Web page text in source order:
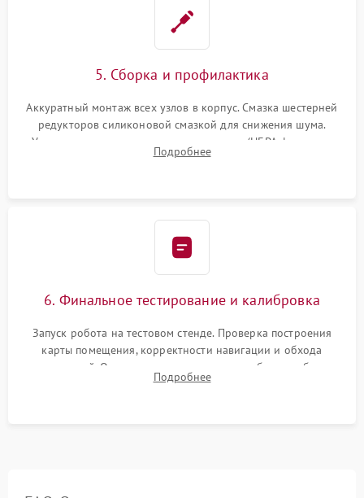
5. Сборка и профилактика
Аккуратный монтаж всех узлов в корпус. Смазка шестерней
редукторов силиконовой смазкой для снижения шума.
Установка новых расходных материалов (HEPA-фильтров,
микрофибры, щеток). Надежная фиксация разъемов и
Подробнее
6. Финальное тестирование и калибровка
Запуск робота на тестовом стенде. Проверка построения
карты помещения, корректности навигации и обхода
препятствий. Оценка силы всасывания и работы турбины.
Тестирование автоматического возврата на док-станцию и
Подробнее